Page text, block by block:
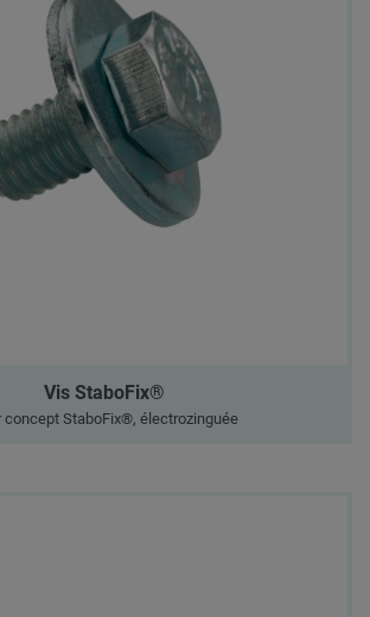
Vis StaboFix®
concept StaboFix®, électrozinguée